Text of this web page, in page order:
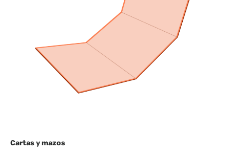
Cartas y mazos